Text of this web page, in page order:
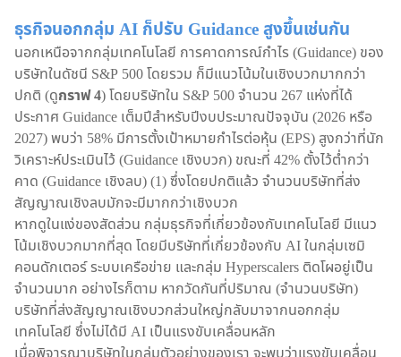
ธุรกิจนอกกลุ่ม AI ก็ปรับ Guidance สูงขึ้นเช่นกัน
นอกเหนือจากกลุ่มเทคโนโลยี การคาดการณ์กำไร (Guidance) ของ
บริษัทในดัชนี S&P 500 โดยรวม ก็มีแนวโน้มในเชิงบวกมากกว่า
ปกติ (ดูกราฟ 4) โดยบริษัทใน S&P 500 จำนวน 267 แห่งที่ได้
ประกาศ Guidance เต็มปีสำหรับปีงบประมาณปัจจุบัน (2026 หรือ
2027) พบว่า 58% มีการตั้งเป้าหมายกำไรต่อหุ้น (EPS) สูงกว่าที่นัก
วิเคราะห์ประเมินไว้ (Guidance เชิงบวก) ขณะที่ 42% ตั้งไว้ต่ำกว่า
คาด (Guidance เชิงลบ) (1) ซึ่งโดยปกติแล้ว จำนวนบริษัทที่ส่ง
สัญญาณเชิงลบมักจะมีมากกว่าเชิงบวก
หากดูในแง่ของสัดส่วน กลุ่มธุรกิจที่เกี่ยวข้องกับเทคโนโลยี มีแนว
โน้มเชิงบวกมากที่สุด โดยมีบริษัทที่เกี่ยวข้องกับ AI ในกลุ่มเซมิ
คอนดักเตอร์ ระบบเครือข่าย และกลุ่ม Hyperscalers ติดโผอยู่เป็น
จำนวนมาก อย่างไรก็ตาม หากวัดกันที่ปริมาณ (จำนวนบริษัท)
บริษัทที่ส่งสัญญาณเชิงบวกส่วนใหญ่กลับมาจากนอกกลุ่ม
เทคโนโลยี ซึ่งไม่ได้มี AI เป็นแรงขับเคลื่อนหลัก